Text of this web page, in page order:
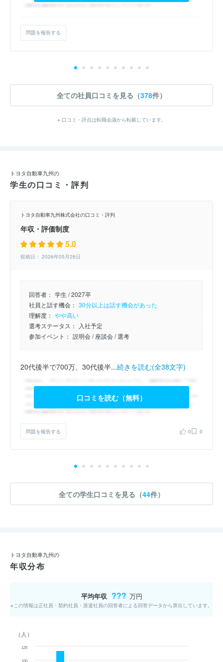
問題を報告する
全ての社員口コミを見る（378件）
※ 口コミ・評点は転職会議から転載しています。
トヨタ自動車九州の
学生の口コミ・評判
トヨタ自動車九州株式会社の口コミ・評判
年収・評価制度
5.0
投稿日： 2026年05月26日
回答者： 学生 / 2027卒
社員と話す機会： 30分以上は話す機会があった
理解度： やや高い
選考ステータス：
入社予定
参加イベント： 説明会/ 座談会/ 選考
20代後半で700万、30代後半...続きを読む(全38文字)
口コミを読む（無料）
問題を報告する 0 0
全ての学生口コミを見る（44件）
トヨタ自動車九州の
年収分布
平均年収 ??? 万円
※この情報は正社員・契約社員・派遣社員の回答者による回答データから算出しています。
（人）
125